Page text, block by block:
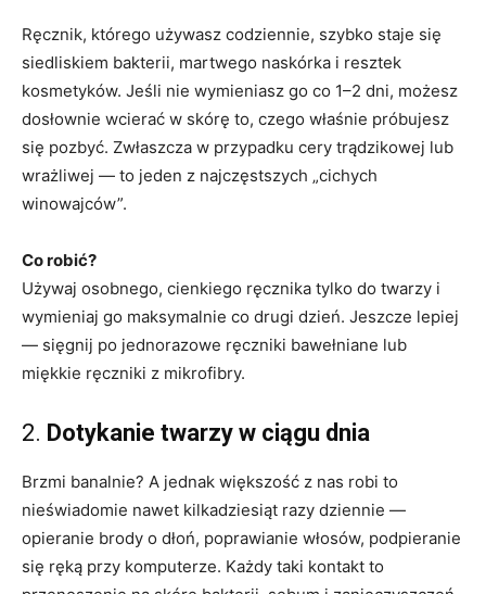
Ręcznik, którego używasz codziennie, szybko staje się
siedliskiem bakterii, martwego naskórka i resztek
kosmetyków. Jeśli nie wymieniasz go co 1–2 dni, możesz
dosłownie wcierać w skórę to, czego właśnie próbujesz
się pozbyć. Zwłaszcza w przypadku cery trądzikowej lub
wrażliwej — to jeden z najczęstszych „cichych
winowajców”.
Co robić?
Używaj osobnego, cienkiego ręcznika tylko do twarzy i
wymieniaj go maksymalnie co drugi dzień. Jeszcze lepiej
— sięgnij po jednorazowe ręczniki bawełniane lub
miękkie ręczniki z mikrofibry.
2. Dotykanie twarzy w ciągu dnia
Brzmi banalnie? A jednak większość z nas robi to
nieświadomie nawet kilkadziesiąt razy dziennie —
opieranie brody o dłoń, poprawianie włosów, podpieranie
się ręką przy komputerze. Każdy taki kontakt to